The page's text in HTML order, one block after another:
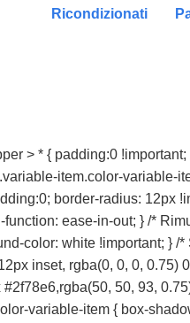
Ricondizionati
> * { padding:0
item.color-variable-
border-radius: 12px
ease-in-out; } /*
color: white !important; } /
inset, rgba(0, 0, 0, 0.75)
50, 93,
variable-item { box-